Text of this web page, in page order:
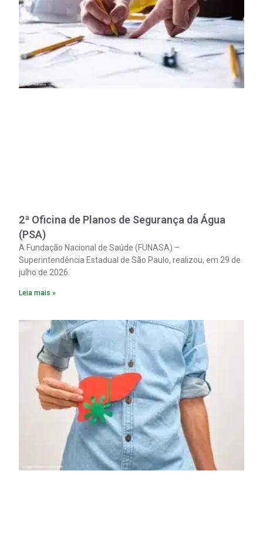
2ª Oficina de Planos de Segurança da Água
(PSA)
A Fundação Nacional de Saúde (FUNASA) –
Superintendência Estadual de São Paulo, realizou, em 29 de
julho de 2026.
Leia mais »